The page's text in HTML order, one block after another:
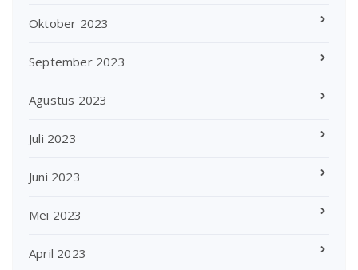
Oktober 2023
September 2023
Agustus 2023
Juli 2023
Juni 2023
Mei 2023
April 2023